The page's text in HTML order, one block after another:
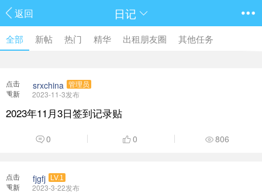
返回 日记
全部 新帖 热门 精华 出租朋友圈 其他任务
点击
重新
srxchina 管理员
2023-11-3发布
2023年11月3日签到记录贴
0 0 806
点击
重新
fjgfj LV.1
2023-3-22发布